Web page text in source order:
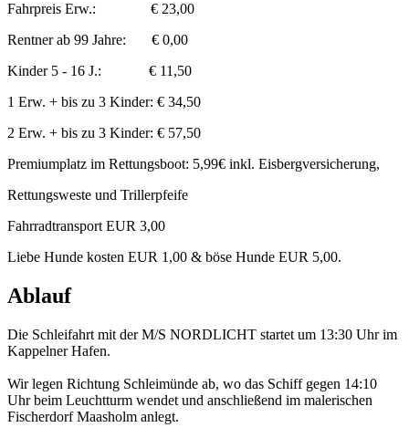
Fahrpreis Erw.: € 23,00
Rentner ab 99 Jahre: € 0,00
Kinder 5 - 16 J.: € 11,50
1 Erw. + bis zu 3 Kinder: € 34,50
2 Erw. + bis zu 3 Kinder: € 57,50
Premiumplatz im Rettungsboot: 5,99€ inkl. Eisbergversicherung,
Rettungsweste und Trillerpfeife
Fahrradtransport EUR 3,00
Liebe Hunde kosten EUR 1,00 & böse Hunde EUR 5,00.
Ablauf
Die Schleifahrt mit der M/S NORDLICHT startet um 13:30 Uhr im
Kappelner Hafen.
Wir legen Richtung Schleimünde ab, wo das Schiff gegen 14:10
Uhr beim Leuchtturm wendet und anschließend im malerischen
Fischerdorf Maasholm anlegt.